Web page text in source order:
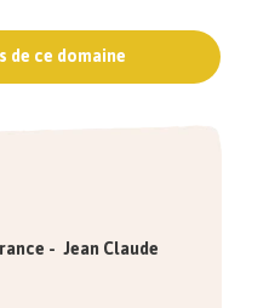
de ce domaine
- Jean Claude